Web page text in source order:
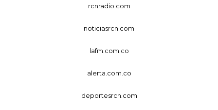
rcnradio.com
noticiasrcn.com
lafm.com.co
alerta.com.co
deportesrcn.com